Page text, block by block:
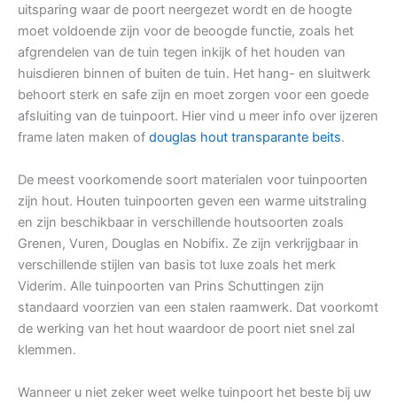
uitsparing waar de poort neergezet wordt en de hoogte
moet voldoende zijn voor de beoogde functie, zoals het
afgrendelen van de tuin tegen inkijk of het houden van
huisdieren binnen of buiten de tuin. Het hang- en sluitwerk
behoort sterk en safe zijn en moet zorgen voor een goede
afsluiting van de tuinpoort. Hier vind u meer info over ijzeren
frame laten maken of douglas hout transparante beits.
De meest voorkomende soort materialen voor tuinpoorten
zijn hout. Houten tuinpoorten geven een warme uitstraling
en zijn beschikbaar in verschillende houtsoorten zoals
Grenen, Vuren, Douglas en Nobifix. Ze zijn verkrijgbaar in
verschillende stijlen van basis tot luxe zoals het merk
Viderim. Alle tuinpoorten van Prins Schuttingen zijn
standaard voorzien van een stalen raamwerk. Dat voorkomt
de werking van het hout waardoor de poort niet snel zal
klemmen.
Wanneer u niet zeker weet welke tuinpoort het beste bij uw